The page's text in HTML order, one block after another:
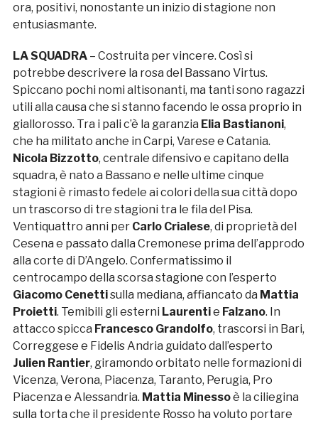
ora, positivi, nonostante un inizio di stagione non
entusiasmante.
LA SQUADRA– Costruita per vincere. Così si
potrebbe descrivere la rosa del Bassano Virtus.
Spiccano pochi nomi altisonanti, ma tanti sono ragazzi
utili alla causa che si stanno facendo le ossa proprio in
giallorosso. Tra i pali c’è la garanzia Elia Bastianoni,
che ha militato anche in Carpi, Varese e Catania.
Nicola Bizzotto, centrale difensivo e capitano della
squadra, è nato a Bassano e nelle ultime cinque
stagioni è rimasto fedele ai colori della sua città dopo
un trascorso di tre stagioni tra le fila del Pisa.
Ventiquattro anni per Carlo Crialese, di proprietà del
Cesena e passato dalla Cremonese prima dell’approdo
alla corte di D’Angelo. Confermatissimo il
centrocampo della scorsa stagione con l’esperto
Giacomo Cenettisulla mediana, affiancato da Mattia
Proietti. Temibili gli esterni Laurentie Falzano. In
attacco spicca Francesco Grandolfo, trascorsi in Bari,
Correggese e Fidelis Andria guidato dall’esperto
Julien Rantier, giramondo orbitato nelle formazioni di
Vicenza, Verona, Piacenza, Taranto, Perugia, Pro
Piacenza e Alessandria. Mattia Minessoè la ciliegina
sulla torta che il presidente Rosso ha voluto portare